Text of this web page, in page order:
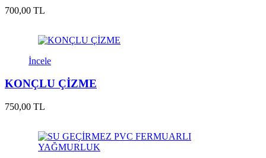
700,00 TL
İncele
KONÇLU ÇİZME
750,00 TL